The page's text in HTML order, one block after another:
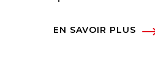
EN SAVOIR PLUS